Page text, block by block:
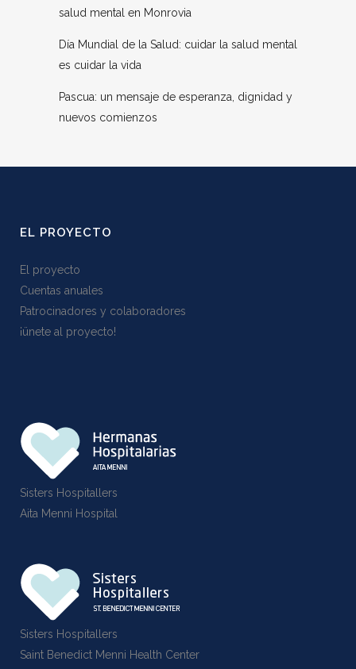
salud mental en Monrovia
Día Mundial de la Salud: cuidar la salud mental
es cuidar la vida
Pascua: un mensaje de esperanza, dignidad y
nuevos comienzos
EL PROYECTO
El proyecto
Cuentas anuales
Patrocinadores y colaboradores
¡ünete al proyecto!
Sisters Hospitallers
Aita Menni Hospital
Sisters Hospitallers
Saint Benedict Menni Health Center